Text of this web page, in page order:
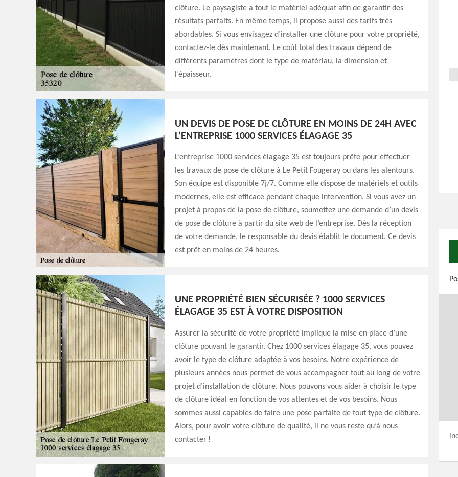
clôture. Le paysagiste a tout le matériel adéquat afin de garantir des
résultats parfaits. En même temps, il propose aussi des tarifs très
abordables. Si vous envisagez d’installer une clôture pour votre propriété,
contactez-le dès maintenant. Le coût total des travaux dépend de
différents paramètres dont le type de matériau, la dimension et
l’épaisseur.
UN DEVIS DE POSE DE CLÔTURE EN MOINS DE 24H AVEC
L’ENTREPRISE 1000 SERVICES ÉLAGAGE 35
L’entreprise 1000 services élagage 35 est toujours prête pour effectuer
les travaux de pose de clôture à Le Petit Fougeray ou dans les alentours.
Son équipe est disponible 7j/7. Comme elle dispose de matériels et outils
modernes, elle est efficace pendant chaque intervention. Si vous avez un
projet à propos de la pose de clôture, soumettez une demande d’un devis
de pose de clôture à partir du site web de l’entreprise. Dès la réception
de votre demande, le responsable du devis établit le document. Ce devis
est prêt en moins de 24 heures.
UNE PROPRIÉTÉ BIEN SÉCURISÉE ? 1000 SERVICES
ÉLAGAGE 35 EST À VOTRE DISPOSITION
Assurer la sécurité de votre propriété implique la mise en place d’une
clôture pouvant le garantir. Chez 1000 services élagage 35, vous pouvez
avoir le type de clôture adaptée à vos besoins. Notre expérience de
plusieurs années nous permet de vous accompagner tout au long de votre
projet d’installation de clôture. Nous pouvons vous aider à choisir le type
de clôture idéal en fonction de vos attentes et de vos besoins. Nous
sommes aussi capables de faire une pose parfaite de tout type de clôture.
Alors, pour avoir votre clôture de qualité, il ne vous reste qu’à nous
contacter !